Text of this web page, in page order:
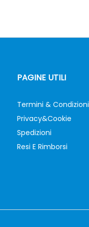
PAGINE UTILI
Termini & Condizioni
Privacy&Cookie
Spedizioni
Resi E Rimborsi